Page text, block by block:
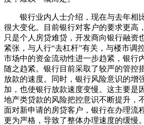
银行业内人士介绍，现在与去年相
很大变化。目前银行对客户的要求更高
只是个人房贷难贷，开发商向银行融资
紧张，与人行“去杠杆”有关，与楼市调
市场中的资金流动性进一步趋紧，银行
随之趋紧。银行目前采取了较严的管控
放款的速度。同时，银行风险意识的增
加，也使银行放款速度变慢。这主要是
地产类贷款的风险把控意识不断提升，
面对新申请的房贷客户，银行在办理流
更为严格，导致了整体办理速度的缓慢